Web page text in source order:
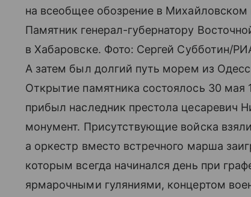
на всеобщее обозрение в Михайловском
Памятник генерал-губернатору
в Хабаровске. Фото: Сергей Субботин/
А затем был долгий путь морем из
Открытие памятника состоялось 30 мая
прибыл наследник престола цесаревич
монумент. Присутствующие войска
а оркестр вместо встречного марша
которым всегда начинался день при
ярмарочными гуляниями, концертом